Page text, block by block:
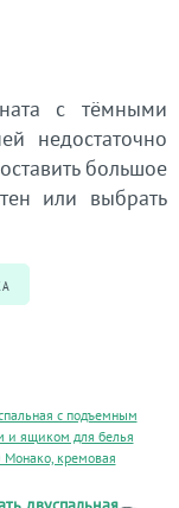
с тёмными
недостаточно
большое
или выбрать
с подъемным
и ящиком для белья
кремовая